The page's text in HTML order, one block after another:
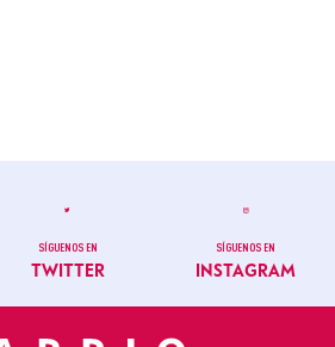
SÍGUENOS EN
TWITTER
SÍGUENOS EN
INSTAGRAM